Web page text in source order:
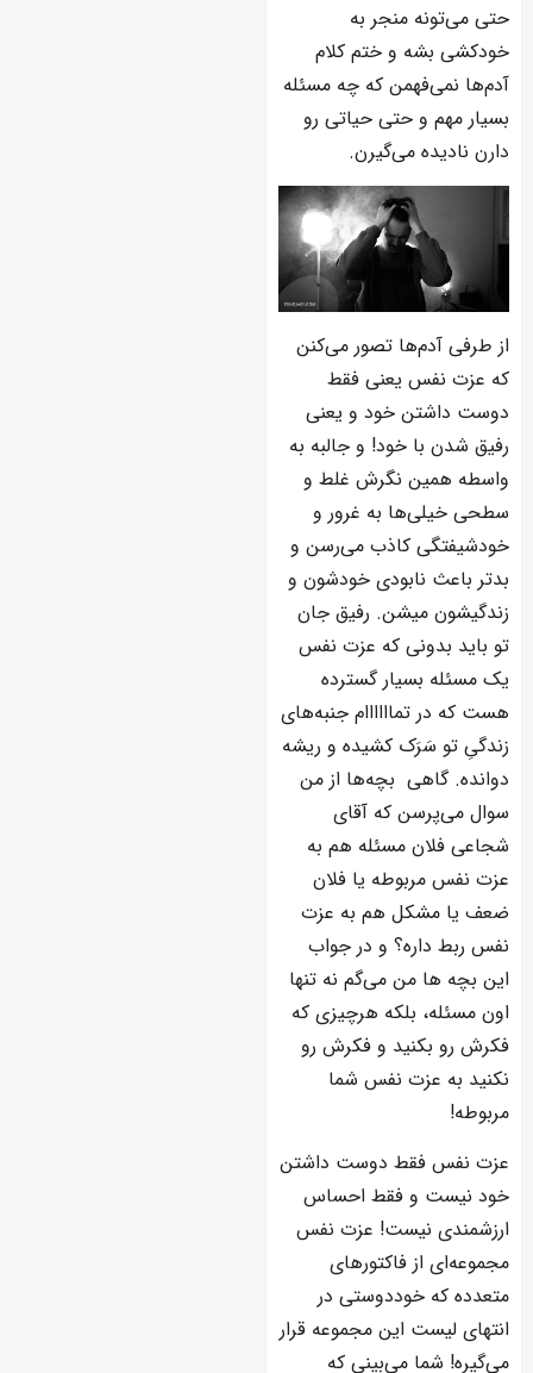
حتی می‌تونه منجر به
خودکشی بشه و ختم کلام
آدم‌ها نمی‌فهمن که چه مسئله
بسیار مهم و حتی حیاتی رو
دارن نادیده می‌گیرن.
از طرفی آدم‌ها تصور می‌کنن
که عزت نفس یعنی فقط
دوست داشتن خود و یعنی
رفیق شدن با خود! و جالبه به
واسطه همین نگرش غلط و
سطحی خیلی‌ها به غرور و
خودشیفتگی کاذب می‌رسن و
بدتر باعث نابودی خودشون و
زندگیشون میشن. رفیق جان
تو باید بدونی که عزت نفس
یک مسئله بسیار گسترده
هست که در تماااااام جنبه‌های
زندگیِ تو سَرَک کشیده و ریشه
دوانده. گاهی بچه‌ها از من
سوال می‌پرسن که آقای
شجاعی فلان مسئله هم به
عزت نفس مربوطه یا فلان
ضعف یا مشکل هم به عزت
نفس ربط داره؟ و در جواب
این بچه ها من می‌گم نه تنها
اون مسئله، بلکه هرچیزی که
فکرش رو بکنید و فکرش رو
نکنید به عزت نفس شما
مربوطه!
عزت نفس فقط دوست داشتن
خود نیست و فقط احساس
ارزشمندی نیست! عزت نفس
مجموعه‌ای از فاکتورهای
متعدده که خوددوستی در
انتهای لیست این مجموعه قرار
می‌گیره! شما می‌بینی که